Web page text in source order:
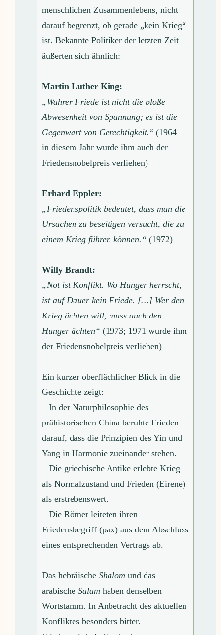
menschlichen Zusammenlebens, nicht
darauf begrenzt, ob gerade „kein Krieg“
ist. Bekannte Politiker der letzten Zeit
äußerten sich ähnlich:
Martin Luther King:
„Wahrer Friede ist nicht die bloße
Abwesenheit von Spannung; es ist die
Gegenwart von Gerechtigkeit.“ (1964 –
in diesem Jahr wurde ihm auch der
Friedensnobelpreis verliehen)
Erhard Eppler:
„Friedenspolitik bedeutet, dass man die
Ursachen zu beseitigen versucht, die zu
einem Krieg führen können.“(1972)
Willy Brandt:
„Not ist Konflikt. Wo Hunger herrscht,
ist auf Dauer kein Friede. […] Wer den
Krieg ächten will, muss auch den
Hunger ächten“(1973; 1971 wurde ihm
der Friedensnobelpreis verliehen)
Ein kurzer oberflächlicher Blick in die
Geschichte zeigt:
– In der Naturphilosophie des
prähistorischen China beruhte Frieden
darauf, dass die Prinzipien des Yin und
Yang in Harmonie zueinander stehen.
– Die griechische Antike erlebte Krieg
als Normalzustand und Frieden (Eirene)
als erstrebenswert.
– Die Römer leiteten ihren
Friedensbegriff (pax) aus dem Abschluss
eines entsprechenden Vertrags ab.
Das hebräischeShalom und das
arabischeSalam haben denselben
Wortstamm. In Anbetracht des aktuellen
Konfliktes besonders bitter.